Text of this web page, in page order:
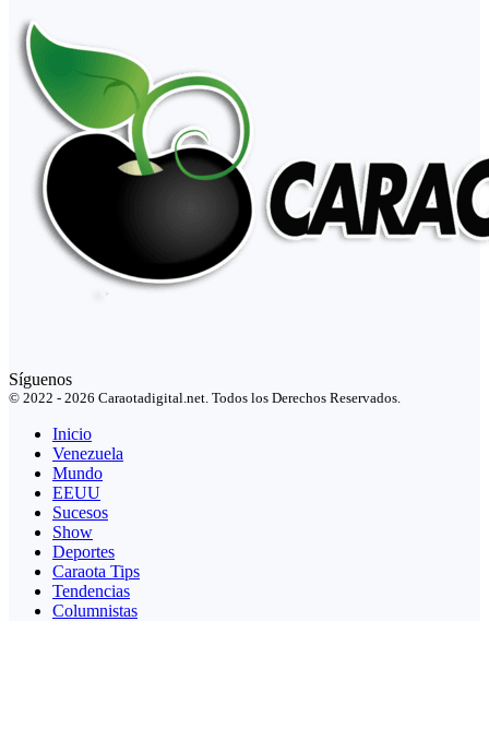
Síguenos
© 2022 - 2026 Caraotadigital.net. Todos los Derechos Reservados.
Inicio
Venezuela
Mundo
EEUU
Sucesos
Show
Deportes
Caraota Tips
Tendencias
Columnistas